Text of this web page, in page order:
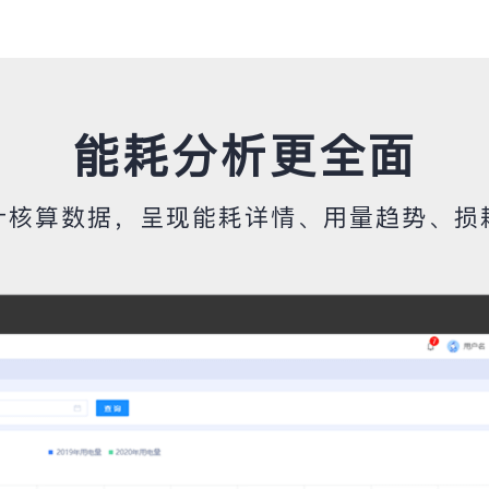
能耗分析更全面
核算数据，呈现能耗详情、用量趋势、损